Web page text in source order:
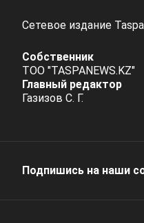
Сетевое издание
Собственник
ТОО "TASPANEWS.KZ"
Главный редактор
Газизов С. Г.
Подпишись на наши